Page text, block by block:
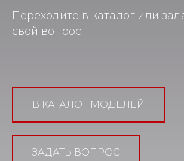
Переходите в каталог или
свой вопрос.
В КАТАЛОГ МОДЕЛЕЙ
ЗАДАТЬ ВОПРОС